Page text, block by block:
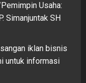
Usaha:
Simanjuntak SH
iklan bisnis
untuk informasi